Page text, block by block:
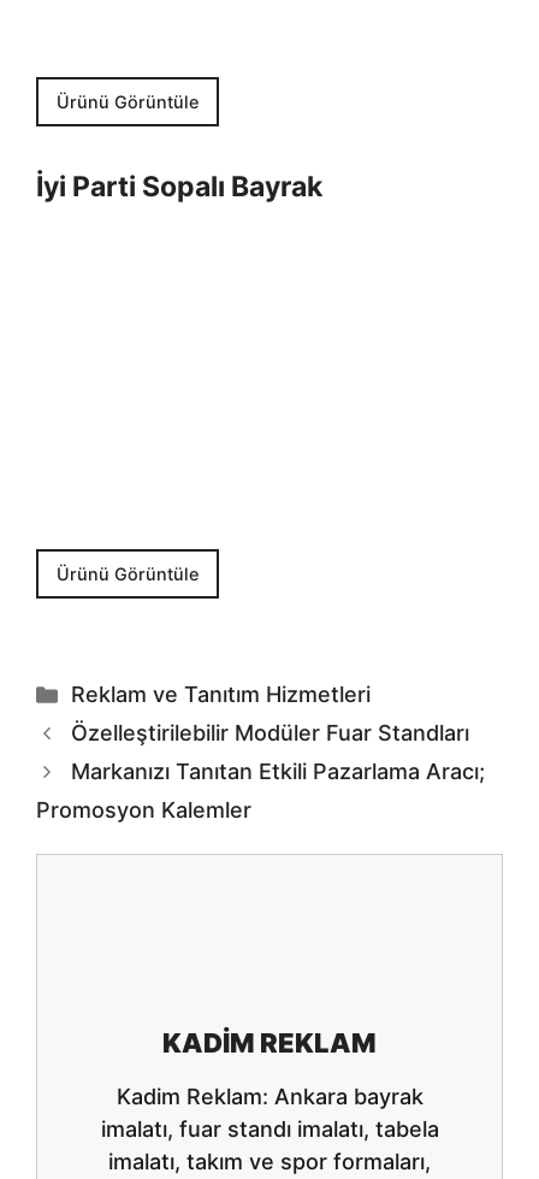
Ürünü Görüntüle
İyi Parti Sopalı Bayrak
Ürünü Görüntüle
Kategoriler
Reklam ve Tanıtım Hizmetleri
Özelleştirilebilir Modüler Fuar Standları
Markanızı Tanıtan Etkili Pazarlama Aracı;
Promosyon Kalemler
KADIM REKLAM
Kadim Reklam: Ankara bayrak
imalatı, fuar standı imalatı, tabela
imalatı, takım ve spor formaları,